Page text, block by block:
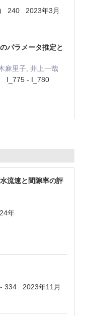
) 240 2023年3月
パラメータ推定と
麻里子, 井上一哉
I_775 - I_780
流速と間隙率の評
年
334 2023年11月